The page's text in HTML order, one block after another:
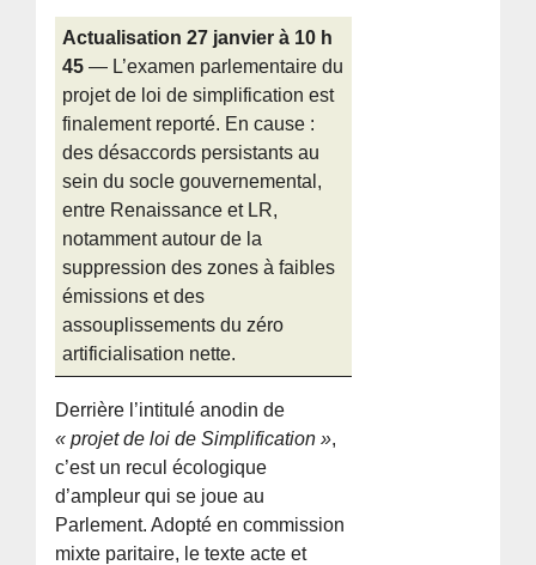
Actualisation 27 janvier à 10 h
45 — L’examen parlementaire du
projet de loi de simplification est
finalement reporté. En cause :
des désaccords persistants au
sein du socle gouvernemental,
entre Renaissance et LR,
notamment autour de la
suppression des zones à faibles
émissions et des
assouplissements du zéro
artificialisation nette.
Derrière l’intitulé anodin de
« projet de loi de Simplification »,
c’est un recul écologique
d’ampleur qui se joue au
Parlement. Adopté en commission
mixte paritaire, le texte acte et